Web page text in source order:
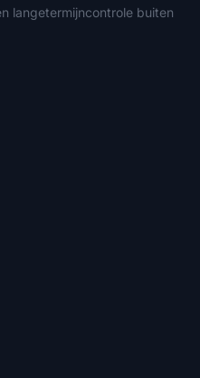
langetermijncontrole buiten